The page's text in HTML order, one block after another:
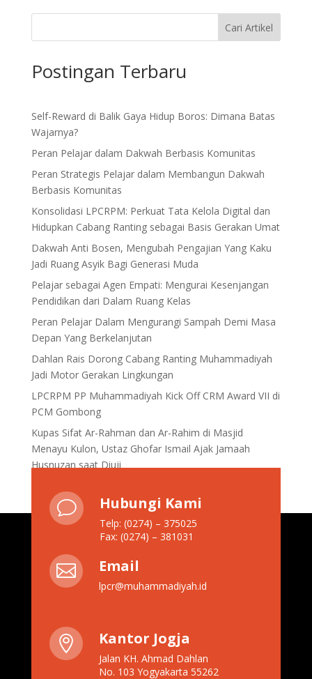
Cari Artikel
Postingan Terbaru
Self-Reward di Balik Gaya Hidup Boros: Dimana Batas
Wajarnya?
Peran Pelajar dalam Dakwah Berbasis Komunitas
Peran Strategis Pelajar dalam Membangun Dakwah
Berbasis Komunitas
Konsolidasi LPCRPM: Perkuat Tata Kelola Digital dan
Hidupkan Cabang Ranting sebagai Basis Gerakan Umat
Dakwah Anti Bosen, Mengubah Pengajian Yang Kaku
Jadi Ruang Asyik Bagi Generasi Muda
Pelajar sebagai Agen Empati: Mengurai Kesenjangan
Pendidikan dari Dalam Ruang Kelas
Peran Pelajar Dalam Mengurangi Sampah Demi Masa
Depan Yang Berkelanjutan
Dahlan Rais Dorong Cabang Ranting Muhammadiyah
Jadi Motor Gerakan Lingkungan
LPCRPM PP Muhammadiyah Kick Off CRM Award VII di
PCM Gombong
Kupas Sifat Ar-Rahman dan Ar-Rahim di Masjid
Menayu Kulon, Ustaz Ghofar Ismail Ajak Jamaah
Husnuzan saat Diuji
v Hubungi Kami
Telp: (0274) – 375025
Fax: (0274) – 381031
 Email
lpcr@muhammadiyah.id
 Kantor Jogja
Jalan KH. Ahmad Dahlan
No. 103 Yogyakarta 55262